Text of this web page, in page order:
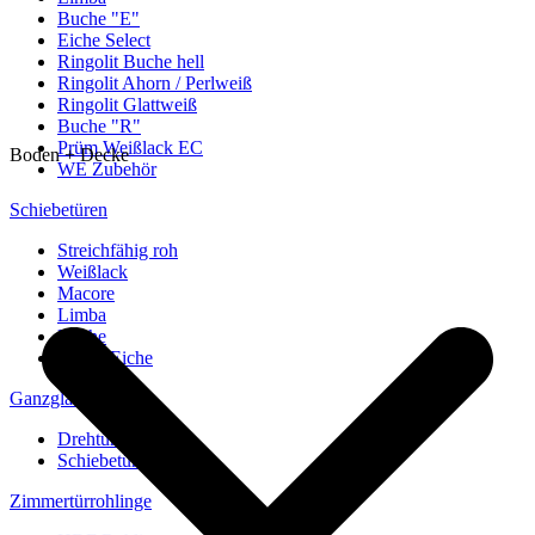
Buche "E"
Eiche Select
Ringolit Buche hell
Ringolit Ahorn / Perlweiß
Ringolit Glattweiß
Buche "R"
Prüm Weißlack EC
WE Zubehör
Schiebetüren
Streichfähig roh
Weißlack
Macore
Limba
Buche
europ. Eiche
Ganzglastüren
Drehtüren
Schiebetüren
Zimmertürrohlinge
Boden + Decke